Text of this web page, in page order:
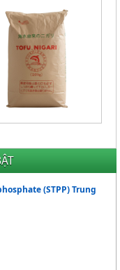
(STPP) Trung